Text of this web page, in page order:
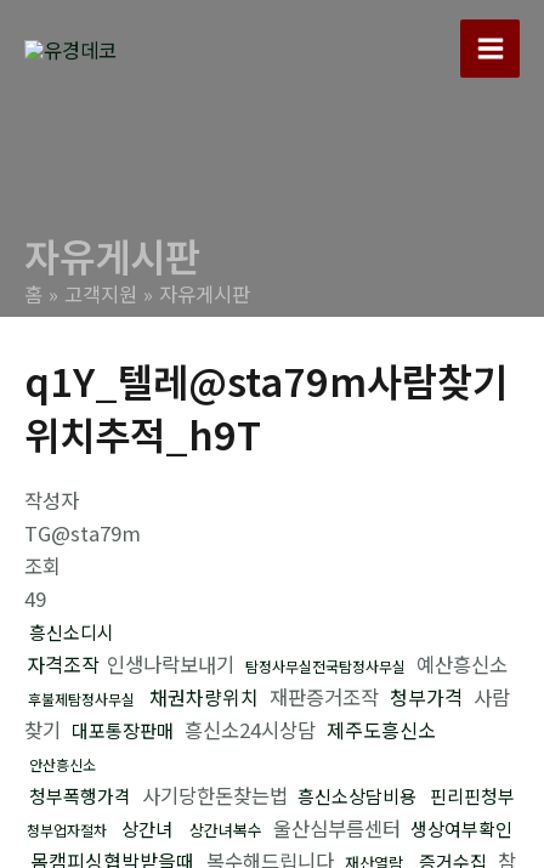
Main
자유게시판
홈 고객지원 자유게시판
q1Y_텔레@sta79m사람찾기
위치추적_h9T
작성자
TG@sta79m
조회
49
흥신소디시
자격조작 인생나락보내기 탐정사무실전국탐정사무실 예산흥신소
후불제탐정사무실 채권차량위치 재판증거조작 청부가격 사람
찾기 대포통장판매 흥신소24시상담 제주도흥신소
안산흥신소
청부폭행가격 사기당한돈찾는법 흥신소상담비용 핀리핀청부
청부업자절차 상간녀 상간녀복수 울산심부름센터 생상여부확인
몸캠피싱협박받을때 복수해드립니다 재산열람 증거수집 참